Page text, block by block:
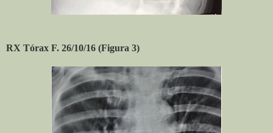
RX Tórax F. 26/10/16 (Figura 3)